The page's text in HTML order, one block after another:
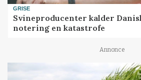
GRISE
Svineproducenter kalder
notering en katastrofe
Annonce